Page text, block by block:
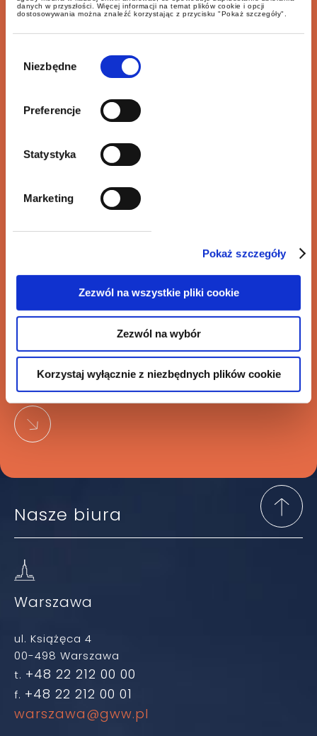
danych w przyszłości. Więcej informacji na temat plików cookie i opcji
dostosowywania można znaleźć korzystając z przycisku "Pokaż szczegóły".
zgody
Niezbędne
Preferencje
Statystyka
Marketing
Pokaż szczegóły
Zezwól na wszystkie pliki cookie
Zezwól na wybór
Korzystaj wyłącznie z niezbędnych plików cookie
zł dla spółki Elektrim
Precedensowy wyrok sądu zamówień
publicznych w sprawie przedsiębiorstwa
państwowego PGSW
Sprzedaż Polkomtel Infrastruktura na
rzecz Cellnex Telecom
Nasze biura
Warszawa
ul. Książęca 4
00-498 Warszawa
t. +48 22 212 00 00
f. +48 22 212 00 01
warszawa@gww.pl